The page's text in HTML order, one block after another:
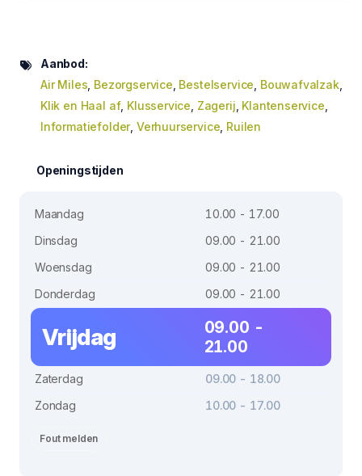
Aanbod:
Air Miles Bezorgservice Bestelservice Bouwafvalzak,
Klik en Haal af, Klusservice Zagerij Klantenservice
Informatiefolder, Verhuurservice Ruilen
Openingstijden
Maandag
10.00 - 17.00
Dinsdag
09.00 - 21.00
Woensdag
09.00 - 21.00
Donderdag
09.00 - 21.00
Vrijdag
09.00 -
21.00
Zaterdag
09.00 - 18.00
Zondag
10.00 - 17.00
Fout melden